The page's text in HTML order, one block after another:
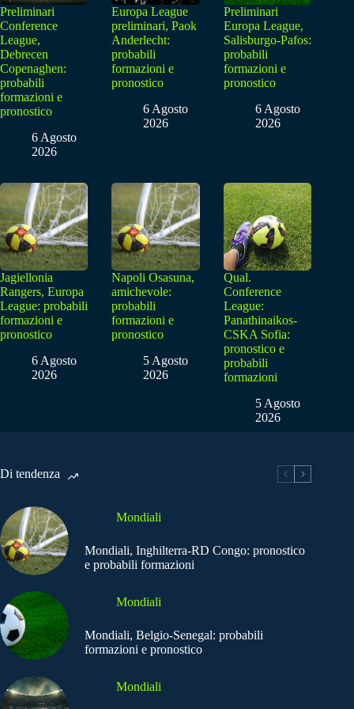
Preliminari
Conference
League,
Debrecen
Copenaghen:
probabili
formazioni e
pronostico
6 Agosto
2026
Europa League
preliminari, Paok
Anderlecht:
probabili
formazioni e
pronostico
6 Agosto
2026
Preliminari
Europa League,
Salisburgo-Pafos:
probabili
formazioni e
pronostico
6 Agosto
2026
Jagiellonia
Rangers, Europa
League: probabili
formazioni e
pronostico
6 Agosto
2026
Napoli Osasuna,
amichevole:
probabili
formazioni e
pronostico
5 Agosto
2026
Qual.
Conference
League:
Panathinaikos-
CSKA Sofia:
pronostico e
probabili
formazioni
5 Agosto
2026
Di tendenza
Mondiali
Mondiali, Inghilterra-RD Congo: pronostico
e probabili formazioni
Mondiali
Mondiali, Belgio-Senegal: probabili
formazioni e pronostico
Mondiali